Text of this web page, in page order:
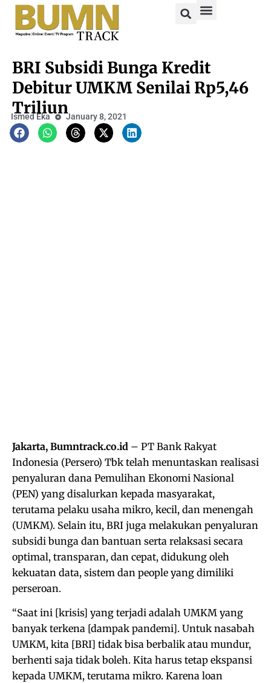
BRI Subsidi Bunga Kredit
Debitur UMKM Senilai Rp5,46
Triliun
Ismed Eka January 8, 2021
Jakarta, Bumntrack.co.id – PT Bank Rakyat
Indonesia (Persero) Tbk telah menuntaskan realisasi
penyaluran dana Pemulihan Ekonomi Nasional
(PEN) yang disalurkan kepada masyarakat,
terutama pelaku usaha mikro, kecil, dan menengah
(UMKM). Selain itu, BRI juga melakukan penyaluran
subsidi bunga dan bantuan serta relaksasi secara
optimal, transparan, dan cepat, didukung oleh
kekuatan data, sistem dan people yang dimiliki
perseroan.
“Saat ini [krisis] yang terjadi adalah UMKM yang
banyak terkena [dampak pandemi]. Untuk nasabah
UMKM, kita [BRI] tidak bisa berbalik atau mundur,
berhenti saja tidak boleh. Kita harus tetap ekspansi
kepada UMKM, terutama mikro. Karena loan